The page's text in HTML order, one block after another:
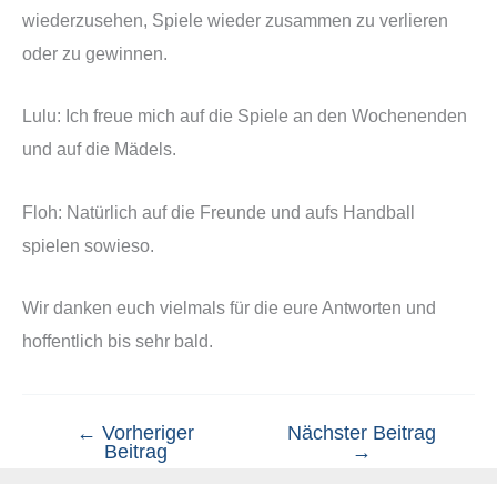
wiederzusehen, Spiele wieder zusammen zu verlieren
oder zu gewinnen.
Lulu: Ich freue mich auf die Spiele an den Wochenenden
und auf die Mädels.
Floh: Natürlich auf die Freunde und aufs Handball
spielen sowieso.
Wir danken euch vielmals für die eure Antworten und
hoffentlich bis sehr bald.
← Vorheriger
Beitrag
Nächster Beitrag
→